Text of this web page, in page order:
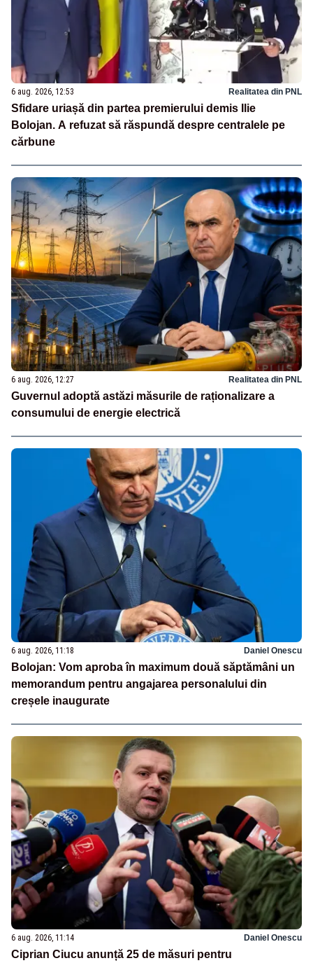
6 aug. 2026, 12:53 Realitatea din PNL
Sfidare uriașă din partea premierului demis Ilie
Bolojan. A refuzat să răspundă despre centralele pe
cărbune
6 aug. 2026, 12:27 Realitatea din PNL
Guvernul adoptă astăzi măsurile de raționalizare a
consumului de energie electrică
6 aug. 2026, 11:18 Daniel Onescu
Bolojan: Vom aproba în maximum două săptămâni un
memorandum pentru angajarea personalului din
creșele inaugurate
6 aug. 2026, 11:14 Daniel Onescu
Ciprian Ciucu anunță 25 de măsuri pentru